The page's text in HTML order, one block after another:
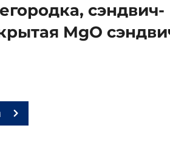
сэндвич-
MgO